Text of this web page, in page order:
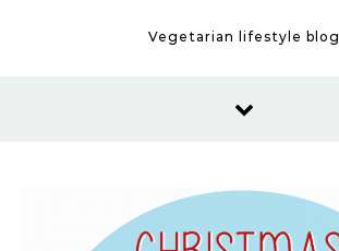
Vegetarian lifestyle blog